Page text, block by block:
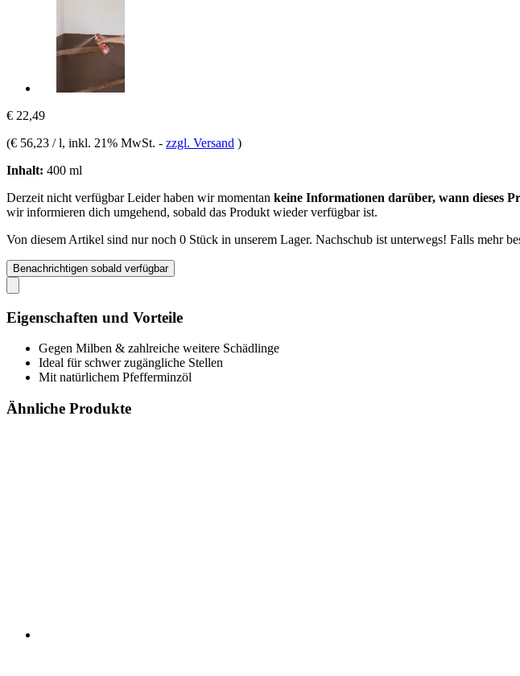
€ 22,49
(€ 56,23 / l, inkl. 21% MwSt. - zzgl. Versand )
Inhalt: 400 ml
Derzeit nicht verfügbarLeider haben wir momentan keine Informationen darüber, wann dieses
wir informieren dich umgehend, sobald das Produkt wieder verfügbar ist.
Von diesem Artikel sind nur noch 0 Stück in unserem Lager. Nachschub ist unterwegs! Falls mehr
Benachrichtigen sobald verfügbar
Eigenschaften und Vorteile
Gegen Milben & zahlreiche weitere Schädlinge
Ideal für schwer zugängliche Stellen
Mit natürlichem Pfefferminzöl
Ähnliche Produkte